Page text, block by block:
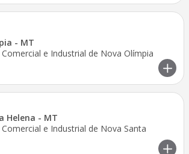
- MT
e Industrial de Nova Olímpia
Helena - MT
e Industrial de Nova Santa